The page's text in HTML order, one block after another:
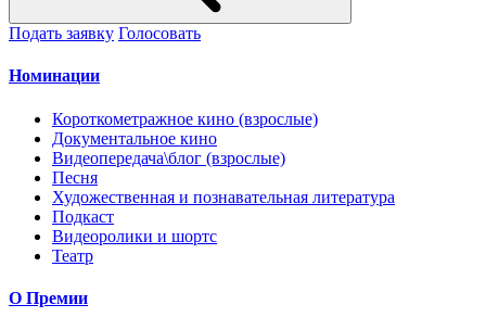
Подать заявку Голосовать
Номинации
Короткометражное кино (взрослые)
Документальное кино
Видеопередача\блог (взрослые)
Песня
Художественная и познавательная литература
Подкаст
Видеоролики и шортс
Театр
О Премии